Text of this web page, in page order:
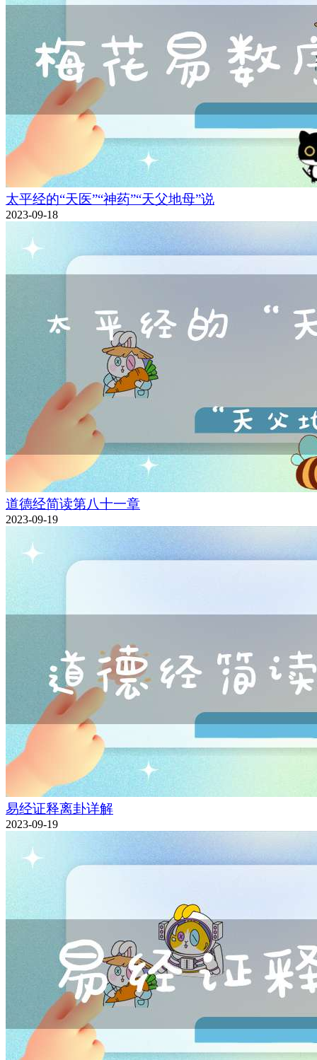
太平经的“天医”“神药”“天父地母”说
2023-09-18
道德经简读第八十一章
2023-09-19
易经证释离卦详解
2023-09-19